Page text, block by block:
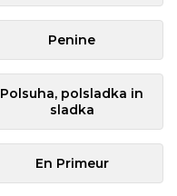
Penine
Polsuha, polsladka in
sladka
En Primeur